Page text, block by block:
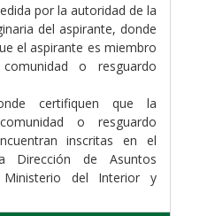
por la autoridad de la
del aspirante, donde
el aspirante es miembro
o resguardo
certifiquen que la
o resguardo
inscritas en el
Dirección de Asuntos
Ministerio del Interior y